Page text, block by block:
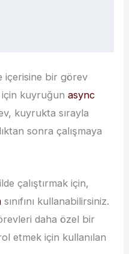
bir görev
için kuyruğunasync
kuyrukta sırayla
sonra çalışmaya
çalıştırmak için,
sınıfını kullanabilirsiniz.
daha özel bir
etmek için kullanılan